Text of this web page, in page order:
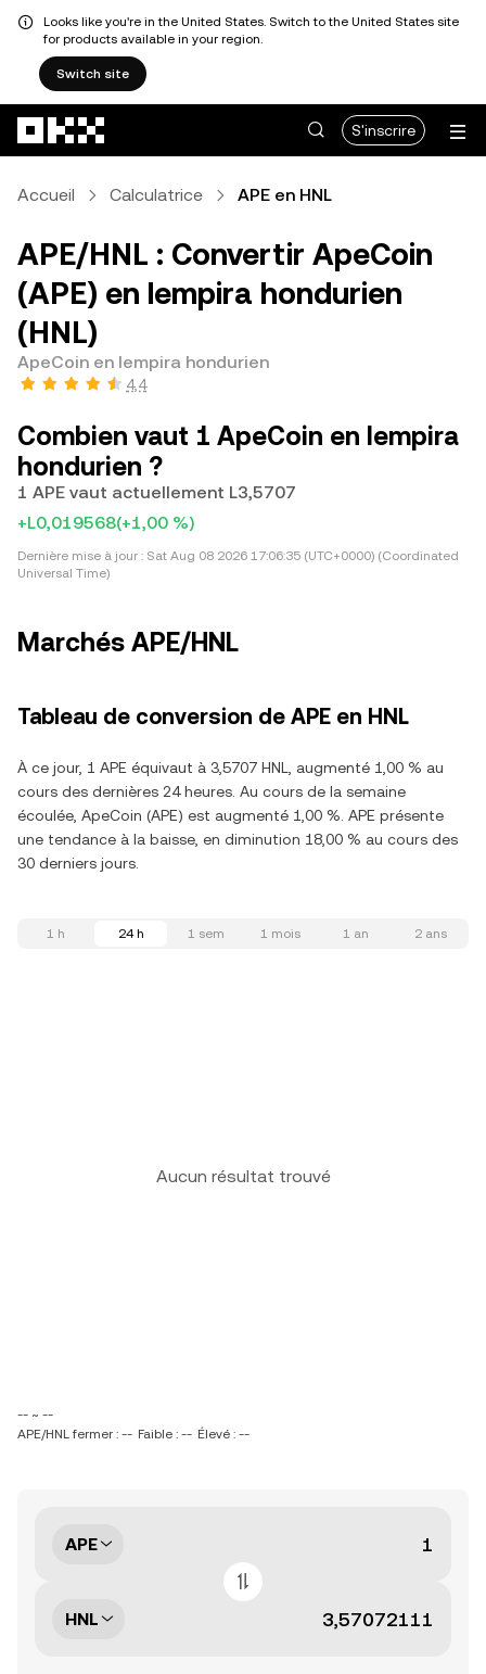
Looks like you're in the United States. Switch to the United States site
for products available in your region.
Switch site
S'inscrire
Accueil Calculatrice APE en HNL
APE/HNL : Convertir ApeCoin
(APE) en lempira hondurien
(HNL)
ApeCoin en lempira hondurien
4,4
Combien vaut 1 ApeCoin en lempira
hondurien ?
1 APE vaut actuellement L3,5707
+L0,019568(+1,00 %)
Dernière mise à jour : Sat Aug 08 2026 17:06:35 (UTC+0000) (Coordinated
Universal Time)
Marchés APE/HNL
Tableau de conversion de APE en HNL
À ce jour, 1 APE équivaut à 3,5707 HNL, augmenté 1,00 % au
cours des dernières 24 heures. Au cours de la semaine
écoulée, ApeCoin (APE) est augmenté 1,00 %. APE présente
une tendance à la baisse, en diminution 18,00 % au cours des
30 derniers jours.
1 h 24 h 1 sem 1 mois 1 an 2 ans
Aucun résultat trouvé
-- ~ --
APE/HNL fermer : -- Faible : -- Élevé : --
APE
HNL